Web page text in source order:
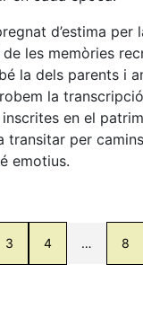
d’estima per
les memòries
la dels parents i
la
en el
transitar per
emotius.
3 4 … 8